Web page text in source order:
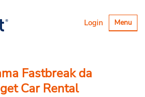
Alternar
Menu
Login
Fastbreak da
Car Rental